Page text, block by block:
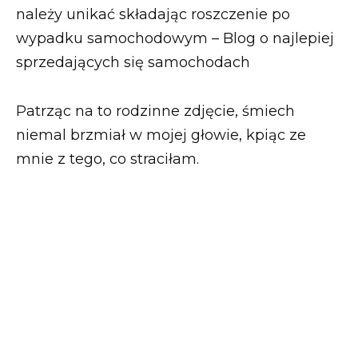
należy unikać składając roszczenie po
wypadku samochodowym – Blog o najlepiej
sprzedających się samochodach
Patrząc na to rodzinne zdjęcie, śmiech
niemal brzmiał w mojej głowie, kpiąc ze
mnie z tego, co straciłam.